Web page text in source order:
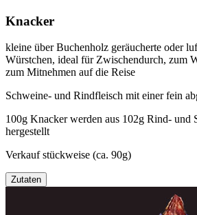
Knacker
kleine über Buchenholz geräucherte oder
Würstchen, ideal für Zwischendurch, zum
zum Mitnehmen auf die Reise
Schweine- und Rindfleisch mit einer fein
100g Knacker werden aus 102g Rind- und
hergestellt
Verkauf stückweise (ca. 90g)
Zutaten